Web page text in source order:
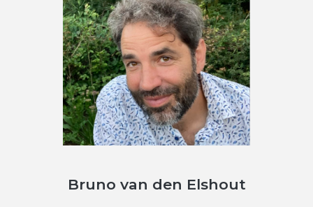
Bruno van den Elshout